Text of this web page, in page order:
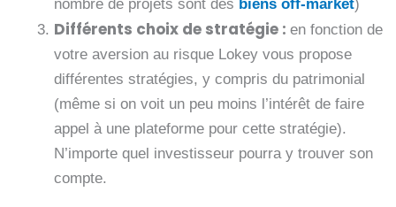
nombre de projets sont des biens off-market)
Différents choix de stratégie : en fonction de
votre aversion au risque Lokey vous propose
différentes stratégies, y compris du patrimonial
(même si on voit un peu moins l’intérêt de faire
appel à une plateforme pour cette stratégie).
N’importe quel investisseur pourra y trouver son
compte.